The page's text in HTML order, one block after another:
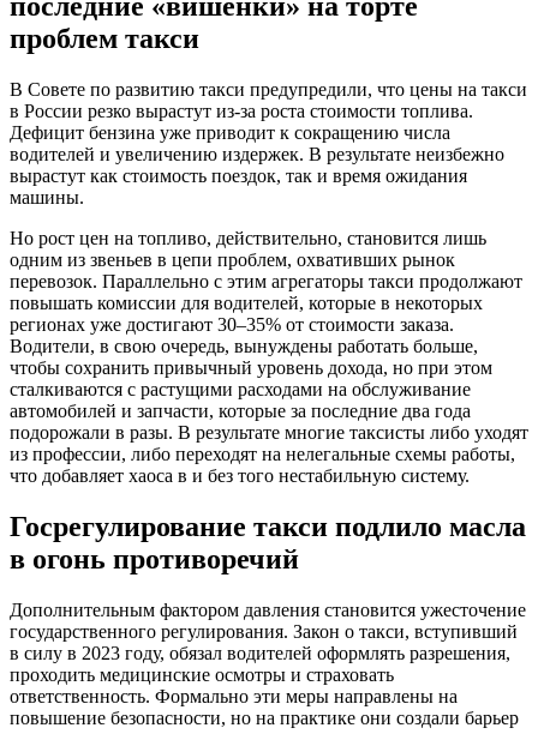
последние «вишенки» на торте
проблем такси
В Совете по развитию такси предупредили, что цены на такси
в России резко вырастут из-за роста стоимости топлива.
Дефицит бензина уже приводит к сокращению числа
водителей и увеличению издержек. В результате неизбежно
вырастут как стоимость поездок, так и время ожидания
машины.
Но рост цен на топливо, действительно, становится лишь
одним из звеньев в цепи проблем, охвативших рынок
перевозок. Параллельно с этим агрегаторы такси продолжают
повышать комиссии для водителей, которые в некоторых
регионах уже достигают 30–35% от стоимости заказа.
Водители, в свою очередь, вынуждены работать больше,
чтобы сохранить привычный уровень дохода, но при этом
сталкиваются с растущими расходами на обслуживание
автомобилей и запчасти, которые за последние два года
подорожали в разы. В результате многие таксисты либо уходят
из профессии, либо переходят на нелегальные схемы работы,
что добавляет хаоса в и без того нестабильную систему.
Госрегулирование такси подлило масла
в огонь противоречий
Дополнительным фактором давления становится ужесточение
государственного регулирования. Закон о такси, вступивший
в силу в 2023 году, обязал водителей оформлять разрешения,
проходить медицинские осмотры и страховать
ответственность. Формально эти меры направлены на
повышение безопасности, но на практике они создали барьер